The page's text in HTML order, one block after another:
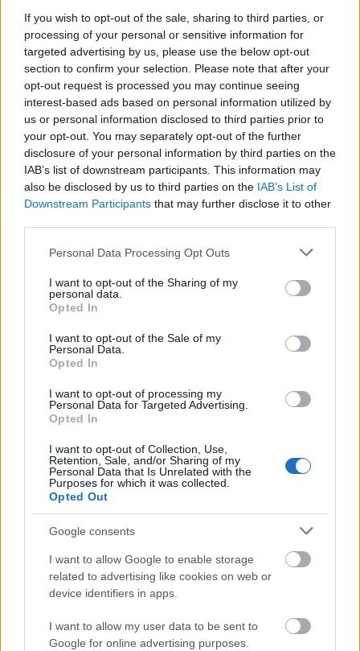
If you wish to opt-out of the sale, sharing to third parties, or
processing of your personal or sensitive information for
targeted advertising by us, please use the below opt-out
section to confirm your selection. Please note that after your
opt-out request is processed you may continue seeing
interest-based ads based on personal information utilized by
us or personal information disclosed to third parties prior to
your opt-out. You may separately opt-out of the further
disclosure of your personal information by third parties on the
IAB’s list of downstream participants. This information may
also be disclosed by us to third parties on the IAB’s List of
Downstream Participants that may further disclose it to other
Please note that this website/app uses one or more Google
not limited to your visit or usage behaviour. You may click to
grant or deny consent to Google and its third-party tags to
use your data for below specified purposes in below Google
consent section.
Personal Data Processing Opt Outs
I want to opt-out of the Sharing of my
personal data.
Opted In
I want to opt-out of the Sale of my
Personal Data.
Opted In
I want to opt-out of processing my
Personal Data for Targeted Advertising.
Opted In
I want to opt-out of Collection, Use,
Retention, Sale, and/or Sharing of my
Personal Data that Is Unrelated with the
Purposes for which it was collected.
Opted Out
Google consents
I want to allow Google to enable storage
related to advertising like cookies on web or
device identifiers in apps.
I want to allow my user data to be sent to
Google for online advertising purposes.
válnak, így elengedhetetlenné válik a globális
problémák komplex összefonódásának
megértése. A biztonsági tanulmányok területe
folyamatosan bővül, magába foglalva a
túlnépesedést, az édesvízszűkösséget, az
energiaválságot, a klímaváltozást és a
környezetpusztítást. E tényezők közötti
kapcsolatok megértése alapvető fontosságú:
sok esetben nehezen azonosíthatók a
konfliktusok valódi kiváltó okai. A fejlett
ipari forradalom és a jóléti rendszerek
kialakulásának következménye, jelentős
hatással bír a társadalomra. A gyermekvállalási
növekedése a nyugdíjasok arányának
emelkedését eredményezi, ami terheket ró az
állami ellátórendszerekre. A fejlődő országok
népességrobbanása a külső segítség, például
be, miközben a gyenge oktatási és
egészségügyi rendszerek belső konfliktusokat
generálnak. A fejlett országok
munkaerőhiányának pótlására irányuló
bevándorlás egyre elterjedtebb, de társadalmi
polarizációt és biztonsági kockázatokat is
okozhat. E kihívások globális, átfogó és
integrált megközelítést igényelnek, amely
figyelembe veszi a regionális eltéréseket és a